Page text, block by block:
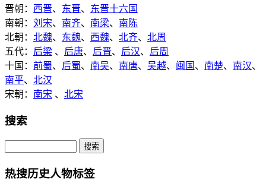
晋朝： 西晋、 东晋、 东晋十六国
南朝： 刘宋、 南齐、 南梁、 南陈
北朝： 北魏、 东魏、 西魏、 北齐、 北周
五代： 后梁 、 后唐、 后晋、 后汉、 后周
十国： 前蜀、 后蜀、 南吴、 南唐、 吴越、 闽国 、 南楚、 南汉、
南平、 北汉
宋朝： 南宋 、 北宋
搜索
热搜历史人物标签